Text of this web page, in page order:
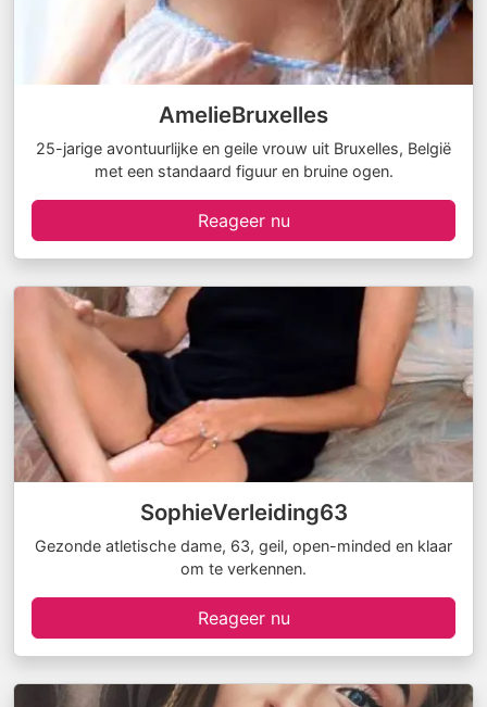
AmelieBruxelles
25-jarige avontuurlijke en geile vrouw uit Bruxelles, België
met een standaard figuur en bruine ogen.
Reageer nu
SophieVerleiding63
Gezonde atletische dame, 63, geil, open-minded en klaar
om te verkennen.
Reageer nu